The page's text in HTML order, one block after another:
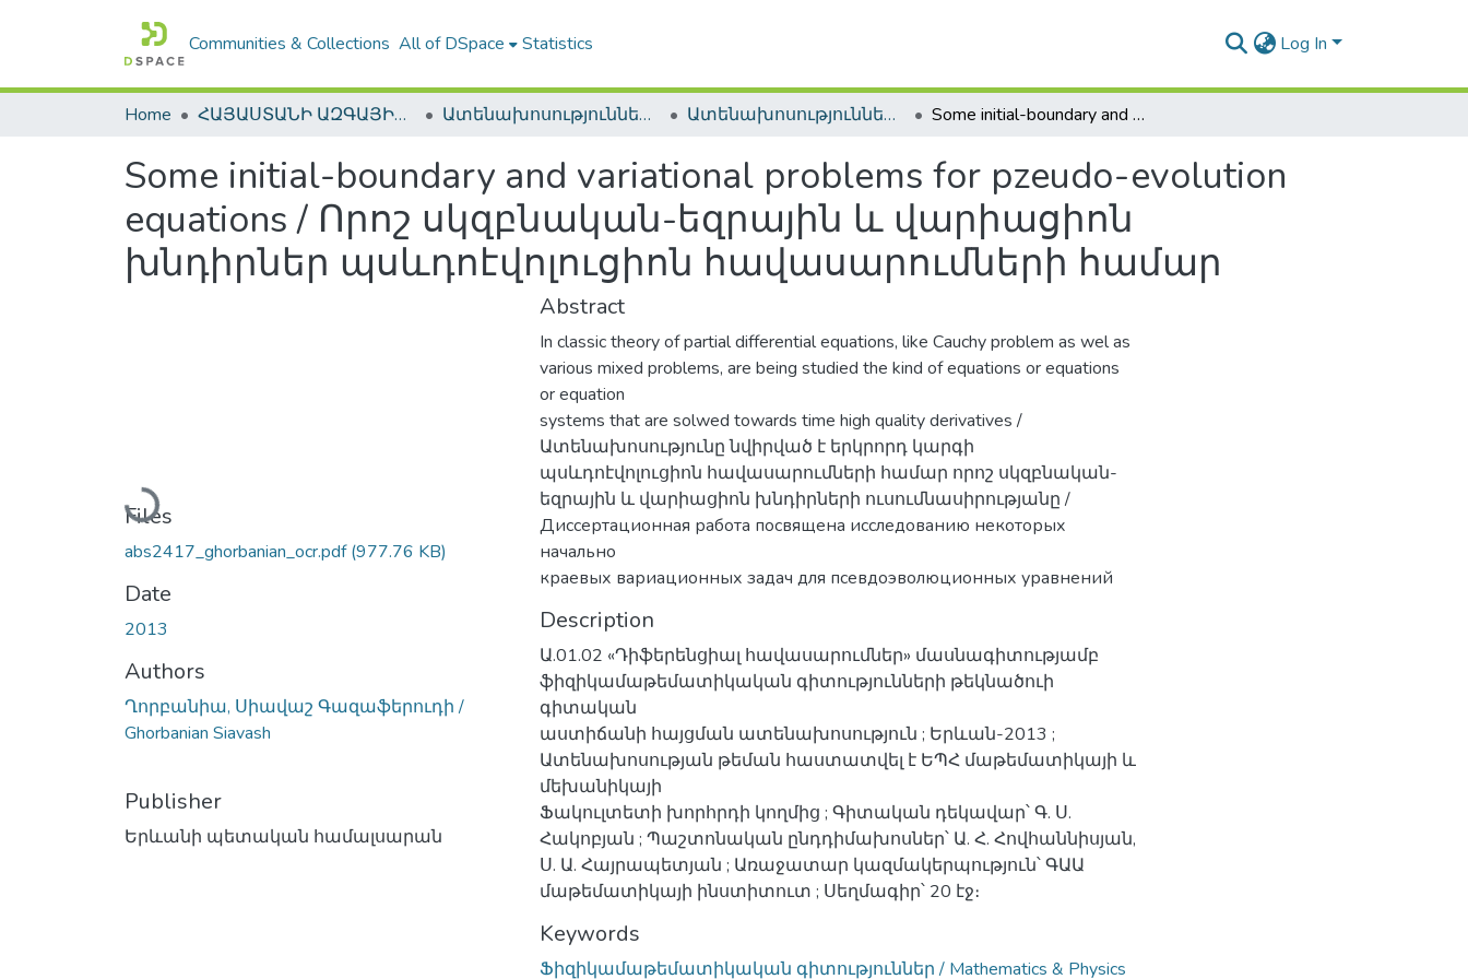
Communities & Collections All of DSpace Statistics Log In
Home ՀԱՅԱՍՏԱՆԻ ԱԶԳԱՅԻՆ ԳՐԱԴԱՐԱՆԻ ԹՎԱՅԻՆ ՊԱՀՈՑ / DIGITAL REPOSITORY OF NLA Ատենախոսություններ և սեղմագրեր / Theses & Abstracts Ատենախոսություններ և սեղմագրեր / Theses & Abstracts Some initial-boundary and variational problems for pzeudo-evolution equations / Որոշ սկզբնական-եզրային և վարիացիոն խնդիրներ պսևդոէվոլուցիոն հավասարումների համար
Some initial-boundary and variational problems for pzeudo-evolution
equations / Որոշ սկզբնական-եզրային և վարիացիոն
խնդիրներ պսևդոէվոլուցիոն հավասարումների համար
Loading...
Files
abs2417_ghorbanian_ocr.pdf(977.76 KB)
Date
2013
Authors
Ղորբանիա, Սիավաշ Գազաֆերուդի /
Ghorbanian Siavash
Publisher
Երևանի պետական համալսարան
Abstract
In classic theory of partial differential equations, like Cauchy problem as wel as
various mixed problems, are being studied the kind of equations or equations
or equation
systems that are solwed towards time high quality derivatives /
Ատենախոսությունը նվիրված է երկրորդ կարգի
պսևդոէվոլուցիոն հավասարումների համար որոշ սկզբնական-
եզրային և վարիացիոն խնդիրների ուսումնասիրությանը /
Диссертационная работа посвящена исследованию некоторых
начально
краевых вариационных задач для псевдоэволюционных уравнений
Description
Ա.01.02 «Դիֆերենցիալ հավասարումներ» մասնագիտությամբ
ֆիզիկամաթեմատիկական գիտությունների թեկնածուի
գիտական
աստիճանի հայցման ատենախոսություն ; Երևան-2013 ;
Ատենախոսության թեման հաստատվել է ԵՊՀ մաթեմատիկայի և
մեխանիկայի
Ֆակուլտետի խորհրդի կողմից ; Գիտական դեկավար՝ Գ. Ս.
Հակոբյան ; Պաշտոնական ընդդիմախոսներ՝ Ա. Հ. Հովհաննիսյան,
Ս. Ա. Հայրապետյան ; Առաջատար կազմակերպություն՝ ԳԱԱ
մաթեմատիկայի ինստիտուտ ; Սեղմագիր՝ 20 էջ։
Keywords
Ֆիզիկամաթեմատիկական գիտություններ / Mathematics & Physics